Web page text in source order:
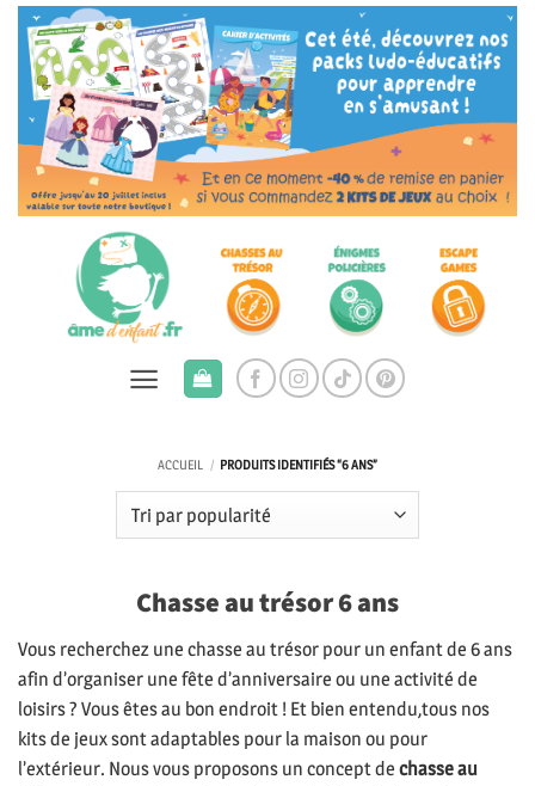
Passer
contenu
ACCUEIL / PRODUITS IDENTIFIÉS “6 ANS”
Chasse au trésor 6 ans
Vous recherchez une chasse au trésor pour un enfant de 6 ans
afin d’organiser une fête d’anniversaire ou une activité de
loisirs ? Vous êtes au bon endroit ! Et bien entendu,tous nos
kits de jeux sont adaptables pour la maison ou pour
l’extérieur. Nous vous proposons un concept de chasse au